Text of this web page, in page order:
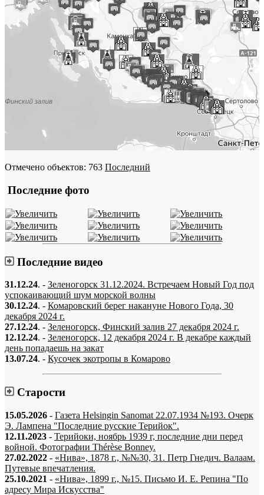
Отмечено объектов: 763 Последний
Последние фото
Последние видео
31.12.24. - Зеленогорск 31.12.2024. Встречаем Новый Год под
успокаивающий шум морской волны
30.12.24. - Комаровский берег накануне Нового Года, 30
декабря 2024 г.
27.12.24. - Зеленогорск, Финский залив 27 декабря 2024 г.
12.12.24. - Зеленогорск, 12 декабря 2024 г. В декабре каждый
день попадаешь на закат
13.07.24. - Кусочек экотропы в Комарово
Старости
15.05.2026 - Газета Helsingin Sanomat 22.07.1934 №193. Очерк
Э. Лампена "Последние русские Терийок".
12.11.2023 - Терийоки, ноябрь 1939 г, последние дни перед
войной. Фотографии Thérèse Bonney.
27.02.2022 - «Нива», 1878 г., №№30, 31. Петр Гнедич. Валаам.
Путевые впечатления.
25.10.2021 - «Нива», 1899 г., №15. Письмо И. Е. Репина "По
адресу Мира Искусства"